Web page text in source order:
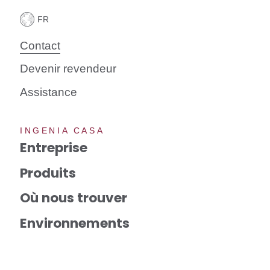
Contact
Devenir revendeur
Assistance
INGENIA CASA
Entreprise
Produits
Où nous trouver
Environnements